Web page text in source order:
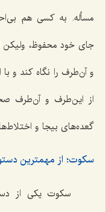
مسأله. به کسی هم
جای خود محفوظ، ولیکن
و آن‌طرف را نگاه کند و
از این‌طرف و آن‌طرف
گعده‌های بیجا و
سکوت؛ از مهمترین
سکوت یکی از